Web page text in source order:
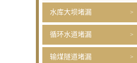
水库大坝堵漏
循环水道堵漏
输煤隧道堵漏